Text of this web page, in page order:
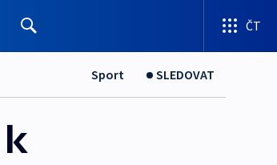
ČT
Sport SLEDOVAT